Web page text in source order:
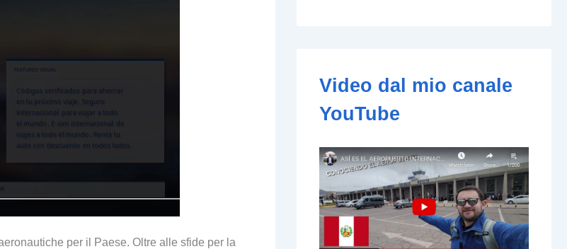
per il Paese. Oltre alle sfide per la
iVideo dal mio canale
YouTube